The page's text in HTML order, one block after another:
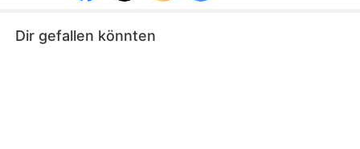
Dir gefallen könnten